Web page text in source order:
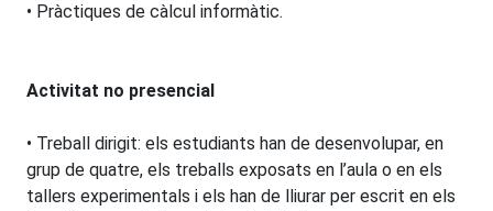
• Pràctiques de càlcul informàtic.
Activitat no presencial
• Treball dirigit: els estudiants han de desenvolupar, en
grup de quatre, els treballs exposats en l’aula o en els
tallers experimentals i els han de lliurar per escrit en els